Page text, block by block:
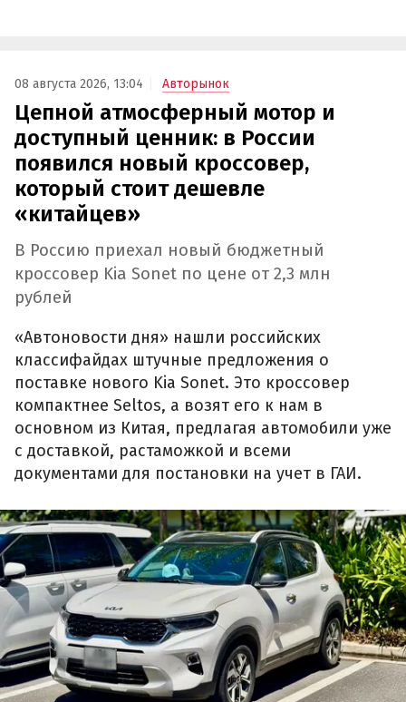
08 августа 2026, 13:04 Авторынок
Цепной атмосферный мотор и
доступный ценник: в России
появился новый кроссовер,
который стоит дешевле
«китайцев»
В Россию приехал новый бюджетный
кроссовер Kia Sonet по цене от 2,3 млн
рублей
«Автоновости дня» нашли российских
классифайдах штучные предложения о
поставке нового Kia Sonet. Это кроссовер
компактнее Seltos, а возят его к нам в
основном из Китая, предлагая автомобили уже
с доставкой, растаможкой и всеми
документами для постановки на учет в ГАИ.